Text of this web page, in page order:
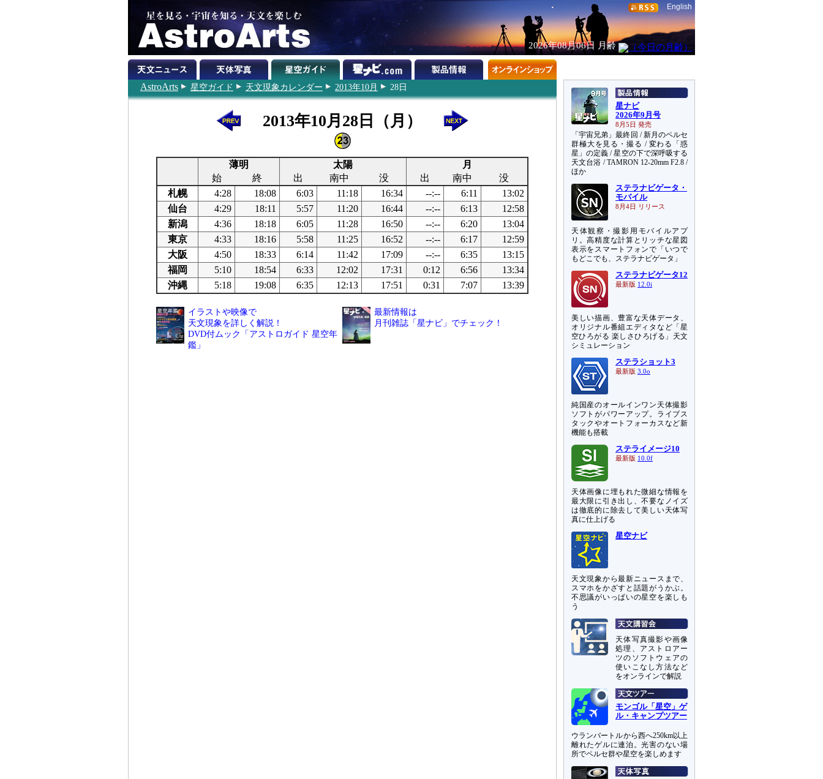
English
2026年08月06日 月齢
AstroArts 星空ガイド 天文現象カレンダー 2013年10月 28日
2013年10月28日（月）
薄明 太陽
月
始
終 出 南中 没 出 南中
没
札幌
4:28 18:08 6:03 11:18 16:34 --:-- 6:11
13:02
仙台
4:29 18:11 5:57 11:20 16:44 --:-- 6:13
12:58
新潟
4:36 18:18 6:05 11:28 16:50 --:-- 6:20
13:04
東京
4:33 18:16 5:58 11:25 16:52 --:-- 6:17
12:59
大阪
4:50 18:33 6:14 11:42 17:09 --:-- 6:35
13:15
福岡
5:10 18:54 6:33 12:02 17:31 0:12 6:56
13:34
沖縄
5:18 19:08 6:35 12:13 17:51 0:31 7:07 13:39
イラストや映像で
天文現象を詳しく解説！
DVD付ムック「アストロガイド 星空年
鑑」
最新情報は
月刊雑誌「星ナビ」でチェック！
星ナビ
2026年9月号
8月5日 発売
「宇宙兄弟」最終回 / 新月のペルセ
群極大を見る・撮る / 変わる「惑
星」の定義 / 星空の下で深呼吸する
天文台浴 / TAMRON 12-20mm F2.8 /
ほか
ステラナビゲータ・
モバイル
8月4日 リリース
天体観察・撮影用モバイルアプ
リ。高精度な計算とリッチな星図
表示をスマートフォンで「いつで
もどこでも、ステラナビゲータ」
ステラナビゲータ12
最新版 12.0i
美しい描画、豊富な天体データ、
オリジナル番組エディタなど「星
空ひろがる 楽しさひろげる」天文
シミュレーション
ステラショット3
最新版 3.0o
純国産のオールインワン天体撮影
ソフトがパワーアップ。ライブス
タックやオートフォーカスなど新
機能も搭載
ステライメージ10
最新版 10.0f
天体画像に埋もれた微細な情報を
最大限に引き出し、不要なノイズ
は徹底的に除去して美しい天体写
真に仕上げる
星空ナビ
天文現象から最新ニュースまで、
スマホをかざすと話題がうかぶ。
不思議がいっぱいの星空を楽しも
う
天体写真撮影や画像
処理、アストロアー
ツのソフトウェアの
使いこなし方法など
をオンラインで解説
モンゴル「星空」ゲ
ル・キャンプツアー
ウランバートルから西へ250km以上
離れたゲルに連泊。光害のない場
所でペルセ群や星空を楽しめます